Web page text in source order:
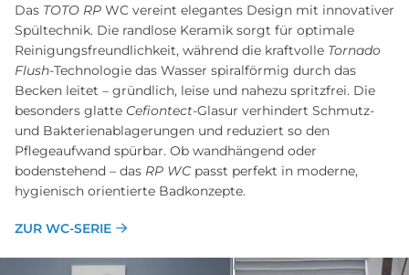
Das TOTO RP WC vereint elegantes Design mit innovativer
Spültechnik. Die randlose Keramik sorgt für optimale
Reinigungsfreundlichkeit, während die kraftvolle Tornado
Flush-Technologie das Wasser spiralförmig durch das
Becken leitet – gründlich, leise und nahezu spritzfrei. Die
besonders glatte Cefiontect-Glasur verhindert Schmutz-
und Bakterienablagerungen und reduziert so den
Pflegeaufwand spürbar. Ob wandhängend oder
bodenstehend – das RP WC passt perfekt in moderne,
hygienisch orientierte Badkonzepte.
ZUR WC-SERIE